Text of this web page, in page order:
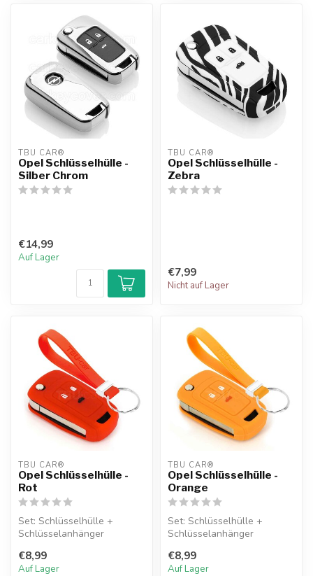
TBU CAR®
Opel Schlüsselhülle -
Silber Chrom
€14,99
Auf Lager
TBU CAR®
Opel Schlüsselhülle -
Zebra
€7,99
Nicht auf Lager
TBU CAR®
Opel Schlüsselhülle -
Rot
Set: Schlüsselhülle +
Schlüsselanhänger
€8,99
Auf Lager
TBU CAR®
Opel Schlüsselhülle -
Orange
Set: Schlüsselhülle +
Schlüsselanhänger
€8,99
Auf Lager